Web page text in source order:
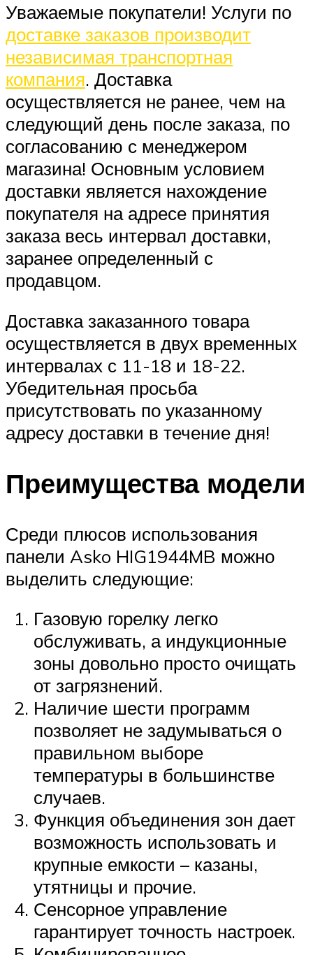
Уважаемые покупатели! Услуги по
доставке заказов производит
независимая транспортная
компания. Доставка
осуществляется не ранее, чем на
следующий день после заказа, по
согласованию с менеджером
магазина! Основным условием
доставки является нахождение
покупателя на адресе принятия
заказа весь интервал доставки,
заранее определенный с
продавцом.
Доставка заказанного товара
осуществляется в двух временных
интервалах с 11-18 и 18-22.
Убедительная просьба
присутствовать по указанному
адресу доставки в течение дня!
Преимущества модели
Среди плюсов использования
панели Asko HIG1944MB можно
выделить следующие:
Газовую горелку легко
обслуживать, а индукционные
зоны довольно просто очищать
от загрязнений.
Наличие шести программ
позволяет не задумываться о
правильном выборе
температуры в большинстве
случаев.
Функция объединения зон дает
возможность использовать и
крупные емкости – казаны,
утятницы и прочие.
Сенсорное управление
гарантирует точность настроек.